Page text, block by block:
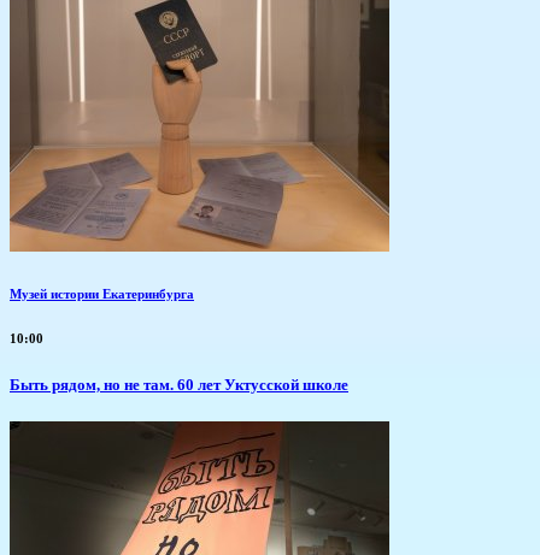
Музей истории Екатеринбурга
10:00
Быть рядом, но не там. 60 лет Уктусской школе